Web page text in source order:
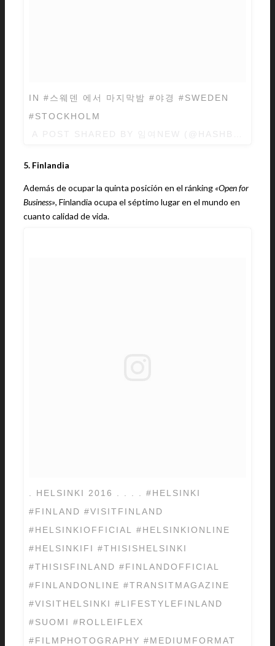
IN #스웨덴 에서 마지막밤 #야경 #SWEDEN
#STOCKHOLM
5. Finlandia
Además de ocupar la quinta posición en el ránking «Open for
Business», Finlandia ocupa el séptimo lugar en el mundo en
cuanto calidad de vida.
. HELSINKI 2016 . . . . #HELSINKI
#FINLAND #VISITFINLAND
#HELSINKIOFFICIAL #HELSINKIONLINE
#HELSINKIFI #THISISHELSINKI
#THISISFINLAND #FINLANDOFFICIAL
#FINLANDONLINE #TRANSITMAGAZINE
#VISITHELSINKI #LIFESTYLEFINLAND
#SUOMI #ROLLEIFLEX
#FILMPHOTOGRAPHY #MEDIUMFORMAT